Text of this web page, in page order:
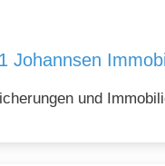
Johannsen
und